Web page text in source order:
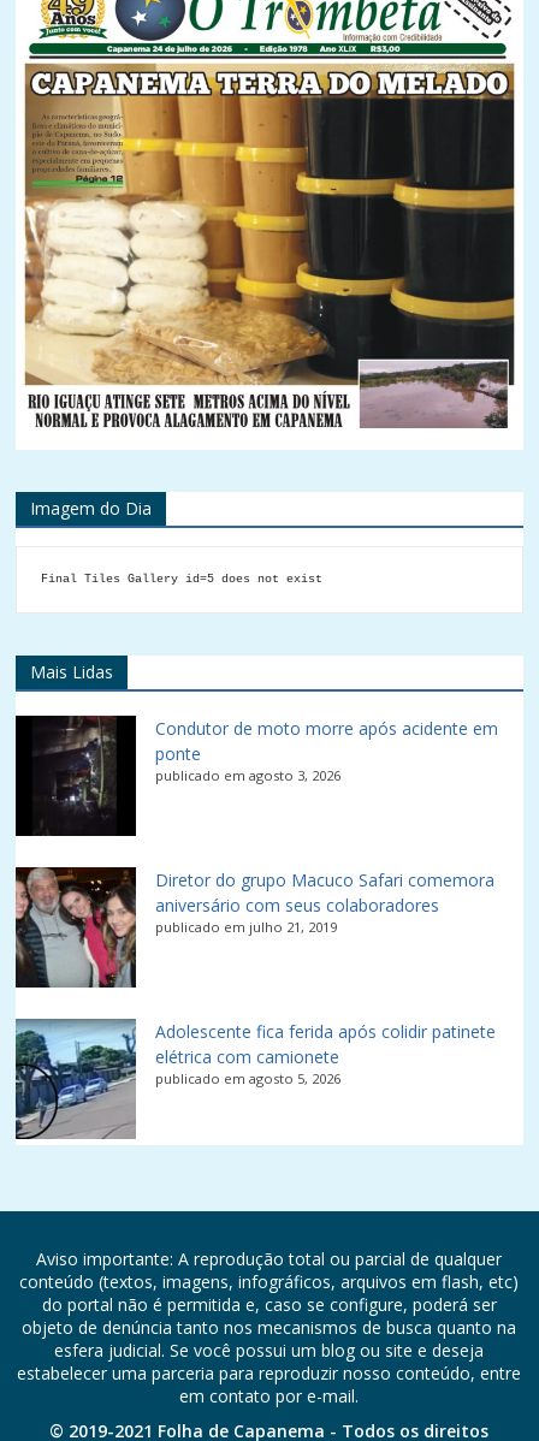
Imagem do Dia
Final Tiles Gallery id=5 does not exist
Mais Lidas
Condutor de moto morre após acidente em
ponte
publicado em agosto 3, 2026
Diretor do grupo Macuco Safari comemora
aniversário com seus colaboradores
publicado em julho 21, 2019
Adolescente fica ferida após colidir patinete
elétrica com camionete
publicado em agosto 5, 2026
Aviso importante: A reprodução total ou parcial de qualquer
conteúdo (textos, imagens, infográficos, arquivos em flash, etc)
do portal não é permitida e, caso se configure, poderá ser
objeto de denúncia tanto nos mecanismos de busca quanto na
esfera judicial. Se você possui um blog ou site e deseja
estabelecer uma parceria para reproduzir nosso conteúdo, entre
em contato por e-mail.
© 2019-2021 Folha de Capanema - Todos os direitos